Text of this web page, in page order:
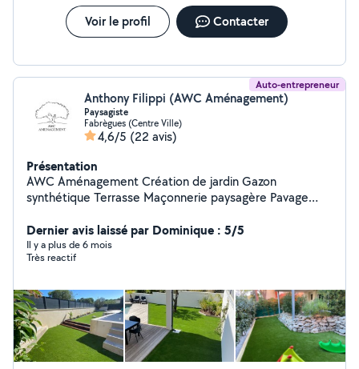
N'hésitez pas à me contacter pour un devis ou un
conseil, je me déplace volontiers.
Voir le profil Contacter
Auto-entrepreneur
Anthony Filippi (AWC Aménagement)
Paysagiste
Fabrègues (Centre Ville)
4,6/5 (22 avis)
Présentation
AWC Aménagement Création de jardin Gazon
synthétique Terrasse Maçonnerie paysagère Pavage
et conseils
Dernier avis laissé par Dominique : 5/5
Il y a plus de 6 mois
Très reactif